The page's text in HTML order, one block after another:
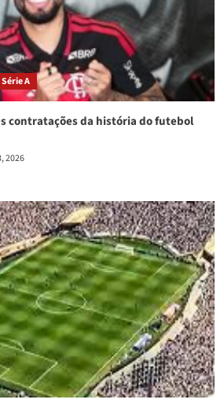
A
contratações da história do futebol
2026